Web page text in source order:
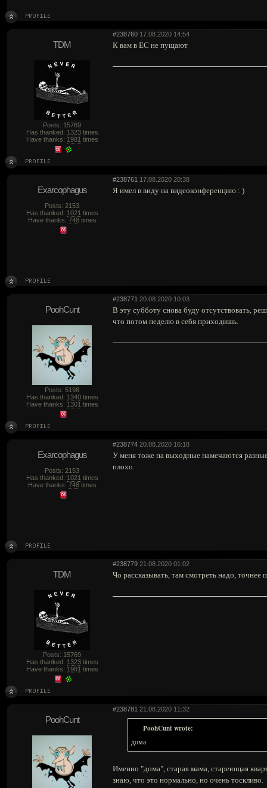
#238760 17.08.2020 14:54
TDM
Posts: 15769
Has thanked: 1323times
Have thanks: 1981 times
К вам в ЕС не пущают
#238761 17.08.2020 20:38
Exarcophagus
Posts: 2153
Has thanked: 1021 times
Have thanks: 748times
Я имел в виду на видеоконференцию : )
#238771 20.08.2020 10:03
PoohCunt
Posts: 5198
Has thanked: 1340times
Have thanks: 1301 times
В эту субботу снова буду отсутствовать,
что потом неделю в себя приходишь.
#238774 20.08.2020 16:18
Exarcophagus
Posts: 2153
Has thanked: 1021 times
Have thanks: 748times
У меня тоже на выходные намечаются
плохо.
#238779 21.08.2020 01:02
TDM
Posts: 15769
Has thanked: 1323times
Have thanks: 1981 times
Чо рассказывать, там смотреть надо, точнее
#238781 21.08.2020 11:32
PoohCunt
PoohCunt wrote:
дома
Именно "дома", старая мама, стареющая
знаю, что это нормально, но очень тоскливо.